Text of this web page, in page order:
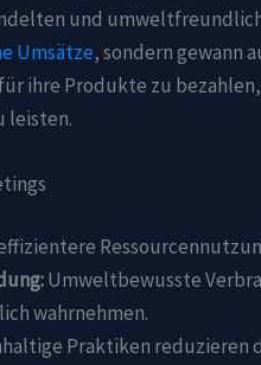
und
Umsätze, sondern gewann
ihre Produkte zu
leisten.
Umweltbewusste
wahrnehmen.
Praktiken reduzieren